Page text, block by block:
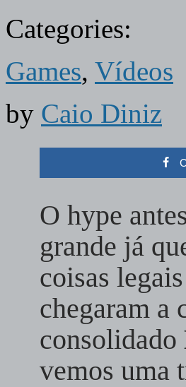
Categories:
Games, Vídeos
by Caio Diniz
O hype
grande já
coisas
chegaram a
consolidado
vemos uma